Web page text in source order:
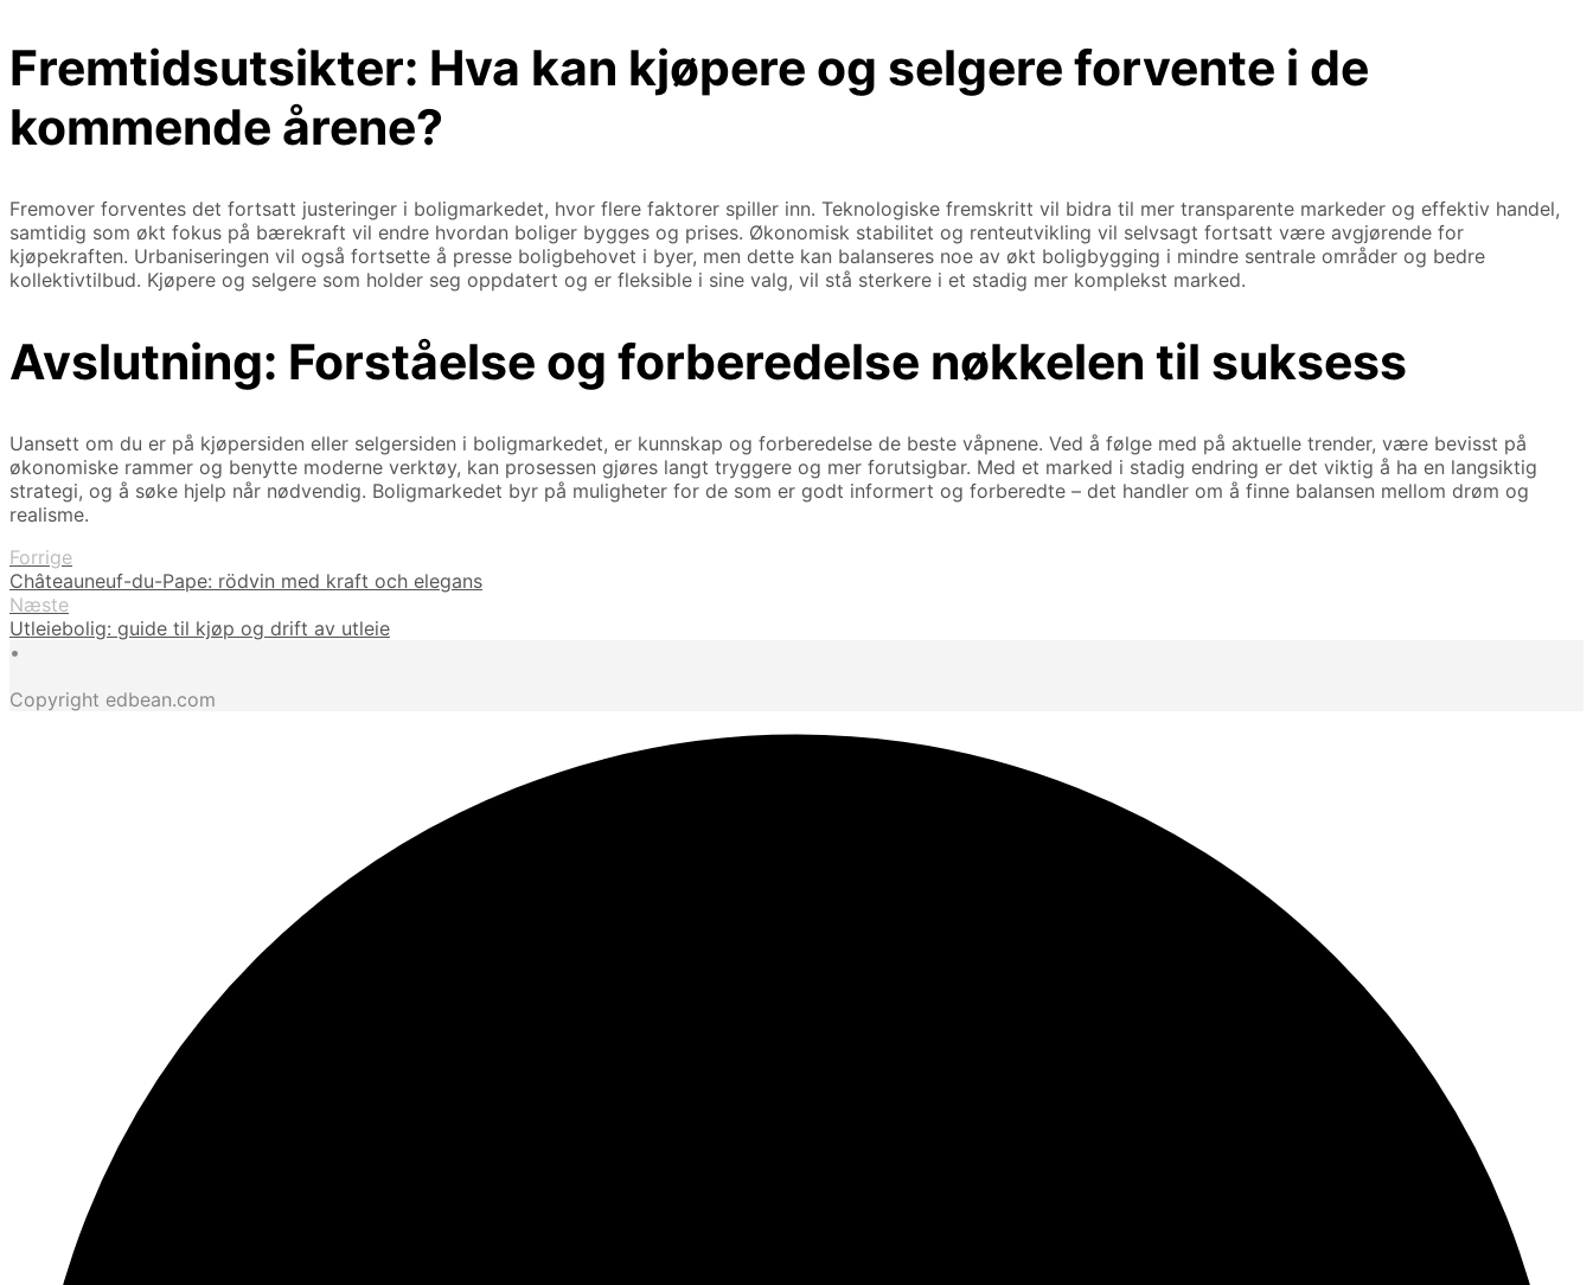
Fremtidsutsikter: Hva kan kjøpere og selgere forvente i de
kommende årene?
Fremover forventes det fortsatt justeringer i boligmarkedet, hvor flere faktorer spiller inn. Teknologiske fremskritt vil bidra til mer transparente markeder og effektiv handel,
samtidig som økt fokus på bærekraft vil endre hvordan boliger bygges og prises. Økonomisk stabilitet og renteutvikling vil selvsagt fortsatt være avgjørende for
kjøpekraften. Urbaniseringen vil også fortsette å presse boligbehovet i byer, men dette kan balanseres noe av økt boligbygging i mindre sentrale områder og bedre
kollektivtilbud. Kjøpere og selgere som holder seg oppdatert og er fleksible i sine valg, vil stå sterkere i et stadig mer komplekst marked.
Avslutning: Forståelse og forberedelse nøkkelen til suksess
Uansett om du er på kjøpersiden eller selgersiden i boligmarkedet, er kunnskap og forberedelse de beste våpnene. Ved å følge med på aktuelle trender, være bevisst på
økonomiske rammer og benytte moderne verktøy, kan prosessen gjøres langt tryggere og mer forutsigbar. Med et marked i stadig endring er det viktig å ha en langsiktig
strategi, og å søke hjelp når nødvendig. Boligmarkedet byr på muligheter for de som er godt informert og forberedte – det handler om å finne balansen mellom drøm og
realisme.
Forrige
Châteauneuf-du-Pape: rödvin med kraft och elegans
Næste
Utleiebolig: guide til kjøp og drift av utleie
•
Copyright edbean.com